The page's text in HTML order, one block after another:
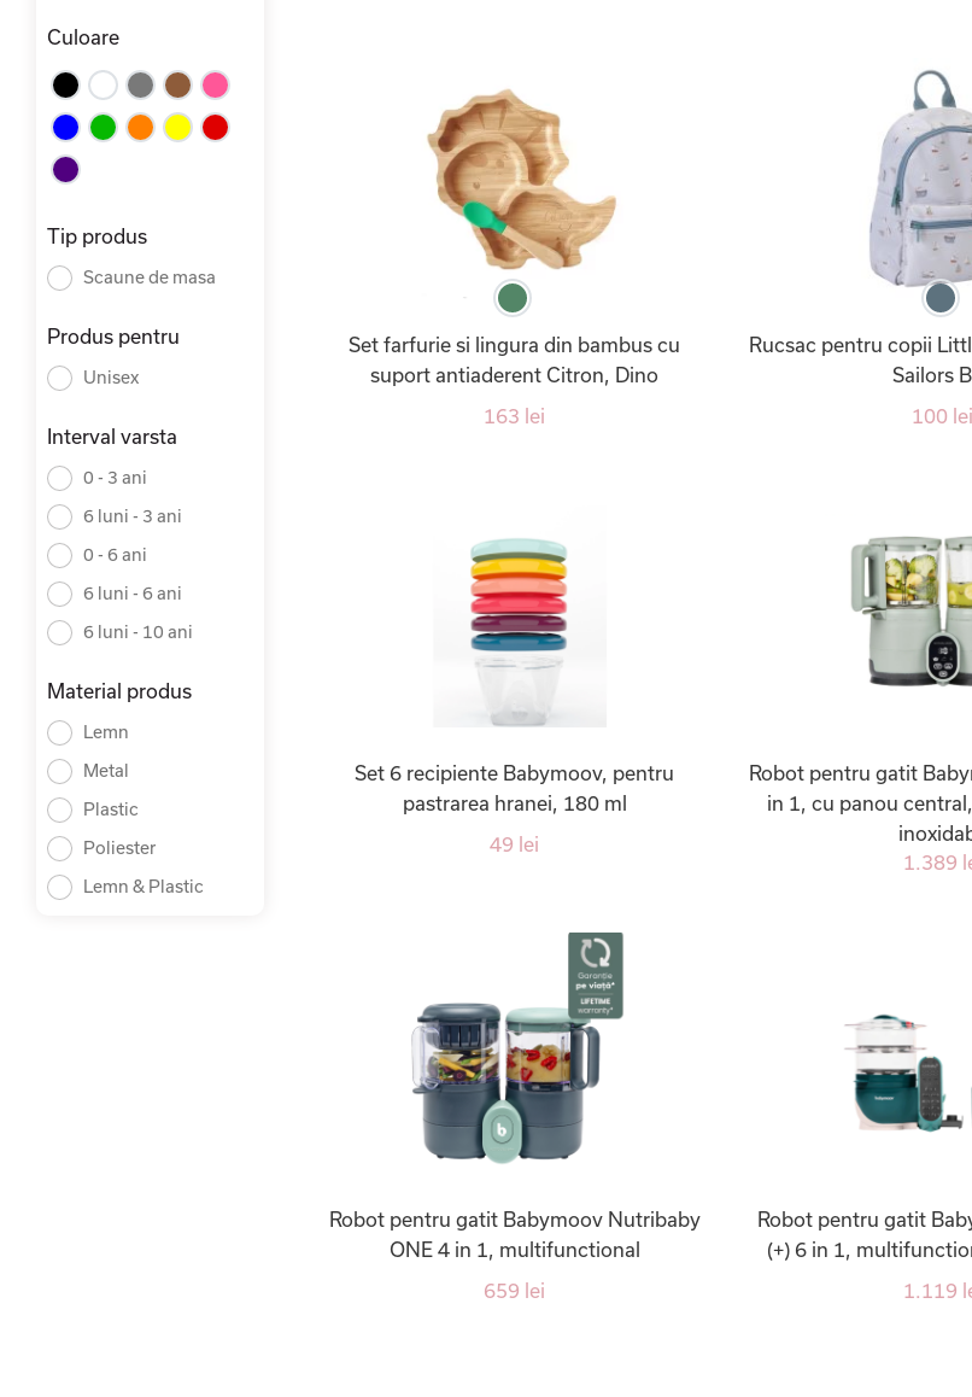
Culoare
Tip produs
Scaune de masa
Produs pentru
Unisex
Interval varsta
0 - 3 ani
6 luni - 3 ani
0 - 6 ani
6 luni - 6 ani
6 luni - 10 ani
Material produs
Lemn
Metal
Plastic
Poliester
Lemn & Plastic
Set farfurie si lingura din bambus cu
suport antiaderent Citron, Dino
163 lei
Rucsac pentru copii
Sailors
100 lei
Set 6 recipiente Babymoov, pentru
pastrarea hranei, 180 ml
49 lei
Robot pentru gatit
in 1, cu panou
1.389
Robot pentru gatit Babymoov Nutribaby
ONE 4 in 1, multifunctional
659 lei
Robot pentru gatit
(+) 6 in 1,
1.119